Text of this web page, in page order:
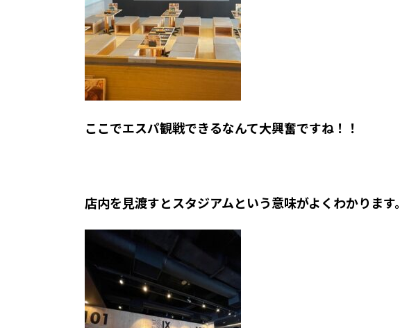
ここでエスパ観戦できるなんて大興奮ですね！！
店内を見渡すとスタジアムという意味がよくわかります。